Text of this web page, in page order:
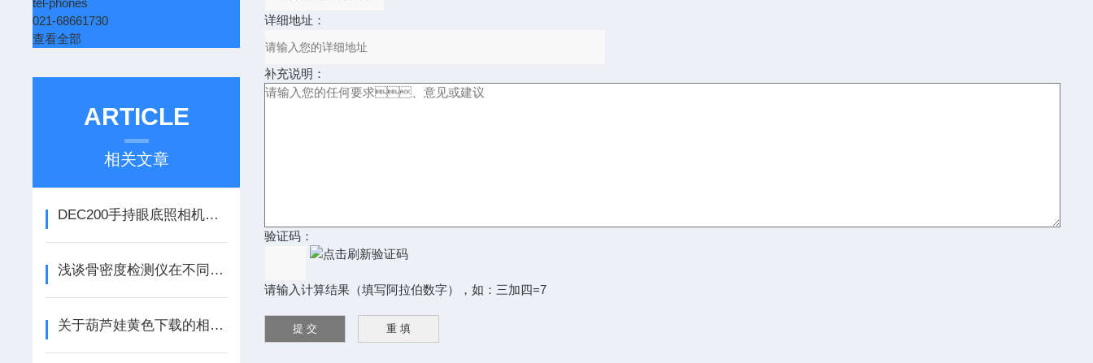
tel-phones
021-68661730
查看全部
ARTICLE
相关文章
DEC200手持眼底照相机的故障排除
浅谈骨密度检测仪在不同年龄人群身上的使用意义
关于葫芦娃黄色下载的相关知识你了解多少呢？
详细地址：
补充说明：
验证码：
请输入计算结果（填写阿拉伯数字），如：三加四=7